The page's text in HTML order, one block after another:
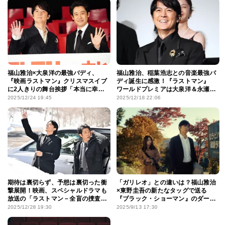
福山雅治×大泉洋の最強バディ、
『映画ラストマン』クリスマスイブ
に2人きりの舞台挨拶「本当に幸
せ」「俺たちのなかに永瀬廉はい
2025/12/24 19:45
福山雅治、稲葉浩志との音楽最強バ
ディ誕生に感激！『ラストマン』
ワールドプレミアは大泉洋＆永瀬廉
＆向井康二の“漫才”で大盛り上がり
2025/12/18 22:06
期待は裏切らず、予想は裏切った衝
撃展開！映画、スペシャルドラマも
放送の「ラストマン－全盲の捜査官
－」の魅力をプレイバック
2025/12/28 19:30
「ガリレオ」との違いは？福山雅治
×東野圭吾の新たなタッグで送る
『ブラック・ショーマン』のダーク
ヒーロー像に迫る
2025/9/13 17:30